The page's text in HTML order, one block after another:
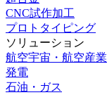
CNC試作加工
プロトタイピング
ソリューション
航空宇宙・航空産業
発電
石油・ガス